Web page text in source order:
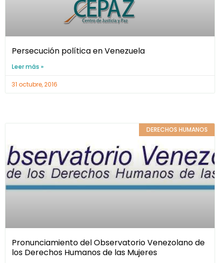
Persecución política en Venezuela
Leer más »
31 octubre, 2016
DERECHOS HUMANOS
Pronunciamiento del Observatorio Venezolano de
los Derechos Humanos de las Mujeres